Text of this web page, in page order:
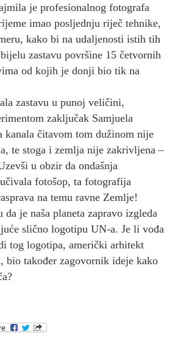
je profesionalnog fotografa
imao posljednju riječ tehnike,
kako bi na udaljenosti istih tih
zastavu površine 15 četvornih
od kojih je donji bio tik na
zastavu u punoj veličini,
zaključak Samjuela
kanala čitavom tom dužinom nije
te stoga i zemlja nije zakrivljena –
u obzir da ondašnja
fotošop, ta fotografija
na temu ravne Zemlje!
da je naša planeta zapravo izgleda
slično logotipu UN-a. Je li vođa
tog logotipa, američki arhitekt
bio također zagovornik ideje kako